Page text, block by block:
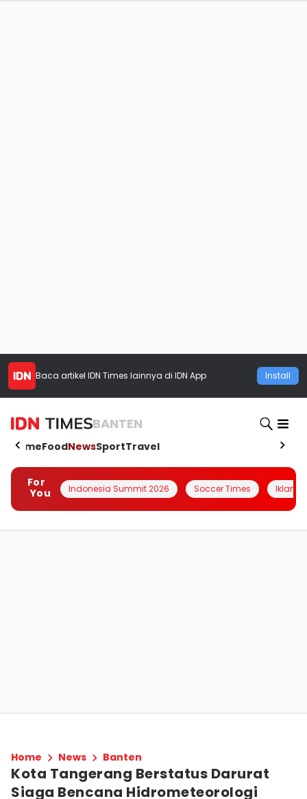
Baca artikel IDN Times lainnya di IDN App Install
BANTEN
HomeFoodNewsSportTravel
For
You
Indonesia Summit 2026 Soccer Times Iklanin
Home News Banten
Kota Tangerang Berstatus Darurat
Siaga Bencana Hidrometeorologi